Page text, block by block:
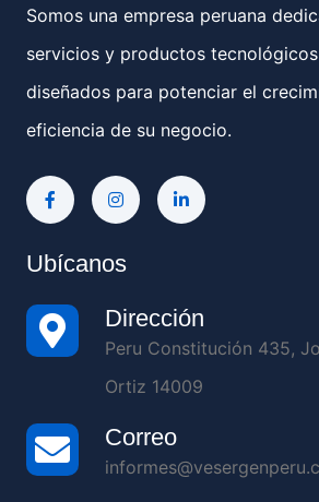
Somos una empresa peruana
servicios y productos
diseñados para potenciar el
eficiencia de su negocio.
Ubícanos
Dirección
Peru Constitución 435,
Ortiz 14009
Correo